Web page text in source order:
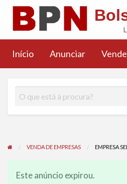
Comprar
Artigos
Início Anunciar
VENDA DE EMPRESAS EMPRESA
Este anúncio expirou.